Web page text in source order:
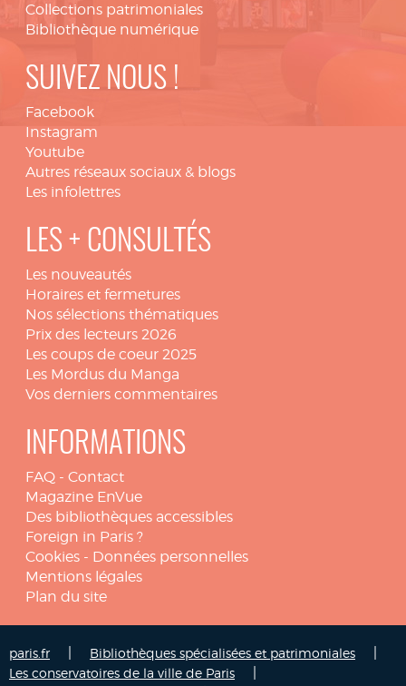
Collections patrimoniales
Bibliothèque numérique
SUIVEZ NOUS !
Facebook
Instagram
Youtube
Autres réseaux sociaux & blogs
Les infolettres
LES + CONSULTÉS
Les nouveautés
Horaires et fermetures
Nos sélections thématiques
Prix des lecteurs 2026
Les coups de coeur 2025
Les Mordus du Manga
Vos derniers commentaires
INFORMATIONS
FAQ - Contact
Magazine EnVue
Des bibliothèques accessibles
Foreign in Paris ?
Cookies - Données personnelles
Mentions légales
Plan du site
paris.fr Bibliothèques spécialisées et patrimoniales
Les conservatoires de la ville de Paris